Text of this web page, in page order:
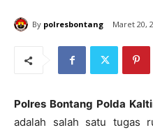
By polresbontang Maret 20,
Polres Bontang Polda
adalah salah satu tugas